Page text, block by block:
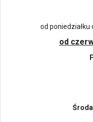
od poniedziałku
od